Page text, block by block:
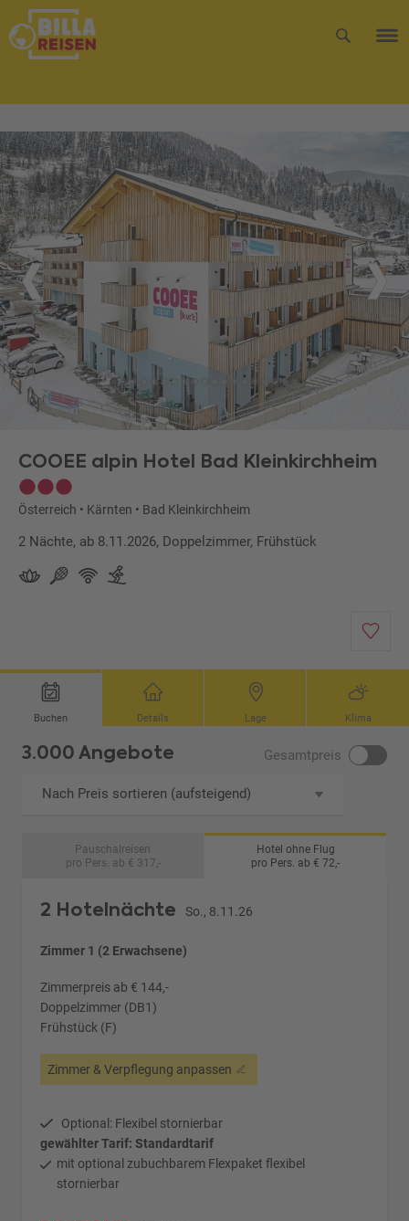
COOEE alpin Hotel Bad Kleinkirchheim
Österreich • Kärnten • Bad Kleinkirchheim
2 Nächte, ab 8.11.2026, Doppelzimmer, Frühstück
Buchen Details Lage Klima
3.000 Angebote Gesamtpreis
Nach Preis sortieren (aufsteigend)
Pauschalreisen
pro Pers. ab € 317,-
Hotel ohne Flug
pro Pers. ab € 72,-
2 Hotelnächte So., 8.11.26
Zimmer 1 (2 Erwachsene)
Zimmerpreis ab € 144,-
Doppelzimmer (DB1)
Frühstück (F)
Zimmer & Verpflegung anpassen
Optional: Flexibel stornierbar
gewählter Tarif: Standardtarif
mit optional zubuchbarem Flexpaket flexibel
stornierbar